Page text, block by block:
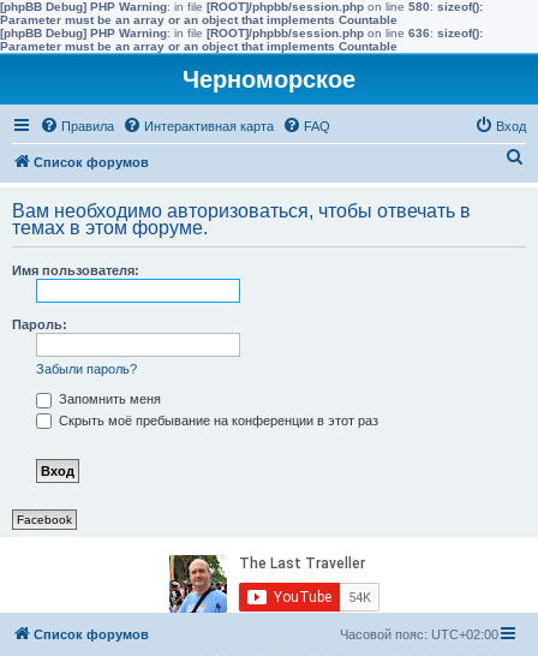
[phpBB Debug] PHP Warning: in file [ROOT]/phpbb/session.php on line 580: sizeof():
Parameter must be an array or an object that implements Countable
[phpBB Debug] PHP Warning: in file [ROOT]/phpbb/session.php on line 636: sizeof():
Parameter must be an array or an object that implements Countable
Черноморское
Правила Интерактивная карта FAQ Вход
Список форумов
с
Вам необходимо авторизоваться, чтобы отвечать в
темах в этом форуме.
Имя пользователя:
Пароль:
Забыли пароль?
Запомнить меня
Скрыть моё пребывание на конференции в этот раз
Facebook
Список форумов Часовой пояс: UTC+02:00